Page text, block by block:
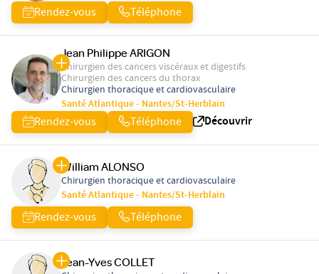
Rendez-vous Téléphone
Jean Philippe ARIGON
Chirurgien des cancers viscéraux et digestifs
Chirurgien des cancers du thorax
Chirurgien thoracique et cardiovasculaire
Santé Atlantique - Nantes/St-Herblain
Rendez-vous Téléphone Découvrir
William ALONSO
Chirurgien thoracique et cardiovasculaire
Santé Atlantique - Nantes/St-Herblain
Rendez-vous Téléphone
Jean-Yves COLLET